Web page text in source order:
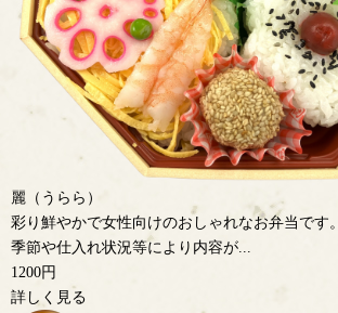
麗（うらら）
彩り鮮やかで女性向けのおしゃれなお弁当です。
季節や仕入れ状況等により内容が...
1200円
詳しく見る